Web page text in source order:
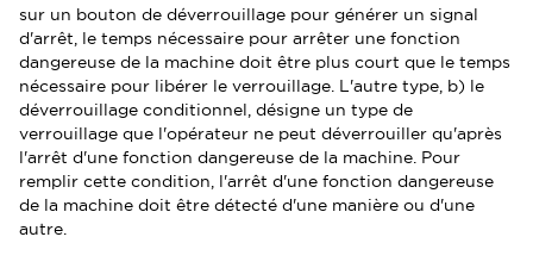
sur un bouton de déverrouillage pour générer un signal
d'arrêt, le temps nécessaire pour arrêter une fonction
dangereuse de la machine doit être plus court que le temps
nécessaire pour libérer le verrouillage. L'autre type, b) le
déverrouillage conditionnel, désigne un type de
verrouillage que l'opérateur ne peut déverrouiller qu'après
l'arrêt d'une fonction dangereuse de la machine. Pour
remplir cette condition, l'arrêt d'une fonction dangereuse
de la machine doit être détecté d'une manière ou d'une
autre.